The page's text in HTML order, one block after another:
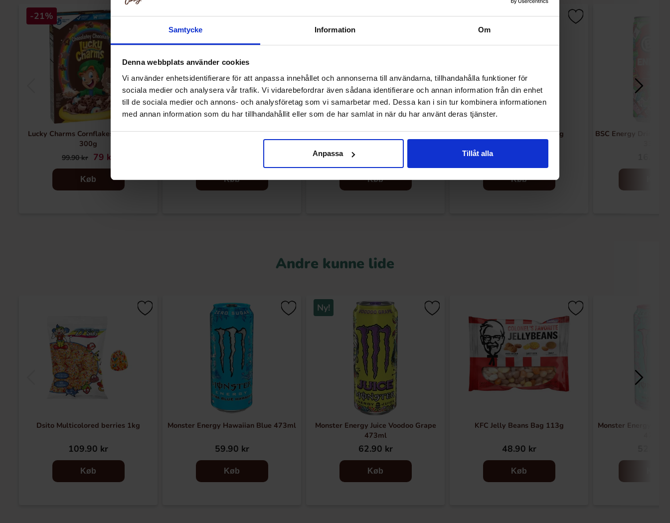
Samtycke Information Om
Denna webbplats använder cookies
Vi använder enhetsidentifierare för att anpassa innehållet och annonserna till användarna, tillhandahålla funktioner för
sociala medier och analysera vår trafik. Vi vidarebefordrar även sådana identifierare och annan information från din enhet
till de sociala medier och annons- och analysföretag som vi samarbetar med. Dessa kan i sin tur kombinera informationen
med annan information som du har tillhandahållit eller som de har samlat in när du har använt deras tjänster.
Anpassa Tillåt alla
-21%
Lucky Charms Cornflakes Chocolate
300g
99.90 kr 79 kr
Køb
Marabou Chokoladebar Dukat 100g
Køb
Sweetzone Fruit Chews 1kg
Køb
Matthijs Sura tungor 800g
Køb
BSC Energy Drink
Andre kunne lide
Dsito Multicolored berries 1kg
109.90 kr
Køb
Monster Energy Hawaiian Blue 473ml
59.90 kr
Køb
Ny!
Monster Energy Juice Voodoo Grape
473ml
62.90 kr
Køb
KFC Jelly Beans Bag 113g
48.90 kr
Køb
Monster Energy